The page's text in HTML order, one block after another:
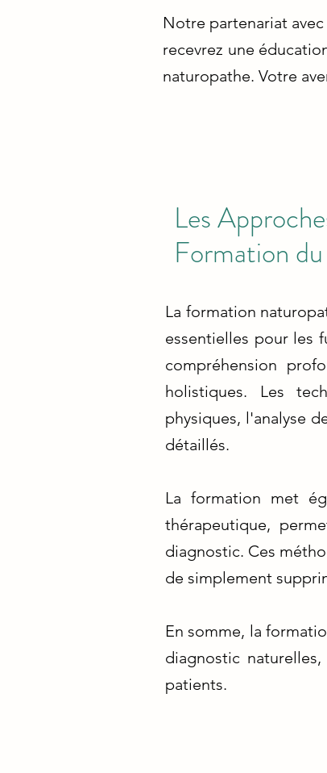
Notre partenariat
recevrez une
naturopathe. Votre
Les
Formation
La formation
essentielles pour les
compréhension
holistiques. Les
physiques, l'analyse
détaillés.
La formation met
thérapeutique,
diagnostic. Ces
de simplement
En somme, la
diagnostic
patients.